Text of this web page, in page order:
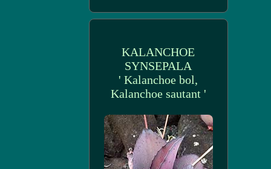
KALANCHOE
SYNSEPALA
' Kalanchoe bol,
Kalanchoe sautant '